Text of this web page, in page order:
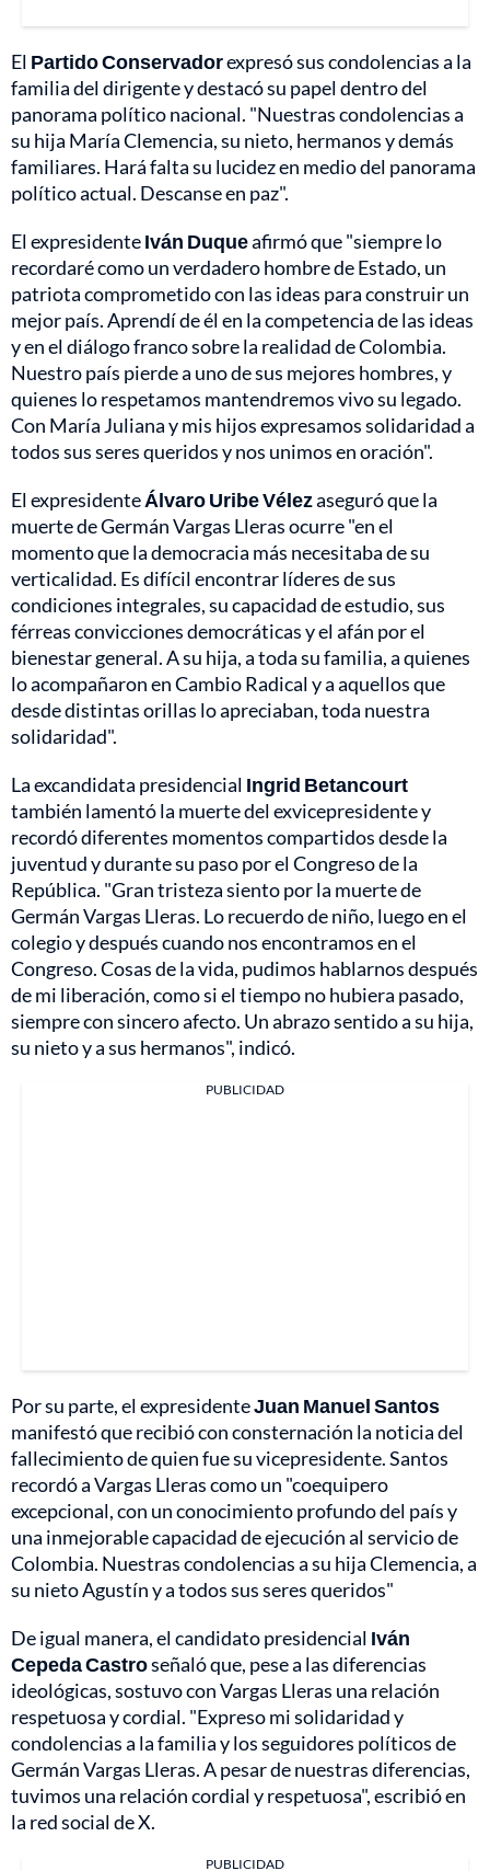
El Partido Conservadorexpresó sus condolencias a la
familia del dirigente y destacó su papel dentro del
panorama político nacional. "Nuestras condolencias a
su hija María Clemencia, su nieto, hermanos y demás
familiares. Hará falta su lucidez en medio del panorama
político actual. Descanse en paz".
El expresidenteIván Duqueafirmó que "siempre lo
recordaré como un verdadero hombre de Estado, un
patriota comprometido con las ideas para construir un
mejor país. Aprendí de él en la competencia de las ideas
y en el diálogo franco sobre la realidad de Colombia.
Nuestro país pierde a uno de sus mejores hombres, y
quienes lo respetamos mantendremos vivo su legado.
Con María Juliana y mis hijos expresamos solidaridad a
todos sus seres queridos y nos unimos en oración".
El expresidenteÁlvaro Uribe Vélezaseguró que la
muerte de Germán Vargas Lleras ocurre "en el
momento que la democracia más necesitaba de su
verticalidad. Es difícil encontrar líderes de sus
condiciones integrales, su capacidad de estudio, sus
férreas convicciones democráticas y el afán por el
bienestar general. A su hija, a toda su familia, a quienes
lo acompañaron en Cambio Radical y a aquellos que
desde distintas orillas lo apreciaban, toda nuestra
solidaridad".
La excandidata presidencial Ingrid Betancourt
también lamentó la muerte del exvicepresidente y
recordó diferentes momentos compartidos desde la
juventud y durante su paso por el Congreso de la
República. "Gran tristeza siento por la muerte de
Germán Vargas Lleras. Lo recuerdo de niño, luego en el
colegio y después cuando nos encontramos en el
Congreso. Cosas de la vida, pudimos hablarnos después
de mi liberación, como si el tiempo no hubiera pasado,
siempre con sincero afecto. Un abrazo sentido a su hija,
su nieto y a sus hermanos", indicó.
PUBLICIDAD
Por su parte, el expresidenteJuan Manuel Santos
manifestó que recibió con consternación la noticia del
fallecimiento de quien fue su vicepresidente. Santos
recordó a Vargas Lleras como un "coequipero
excepcional, con un conocimiento profundo del país y
una inmejorable capacidad de ejecución al servicio de
Colombia. Nuestras condolencias a su hija Clemencia, a
su nieto Agustín y a todos sus seres queridos"
De igual manera, el candidato presidencial Iván
Cepeda Castroseñaló que, pese a las diferencias
ideológicas, sostuvo con Vargas Lleras una relación
respetuosa y cordial. "Expreso mi solidaridad y
condolencias a la familia y los seguidores políticos de
Germán Vargas Lleras. A pesar de nuestras diferencias,
tuvimos una relación cordial y respetuosa", escribió en
la red social de X.
PUBLICIDAD